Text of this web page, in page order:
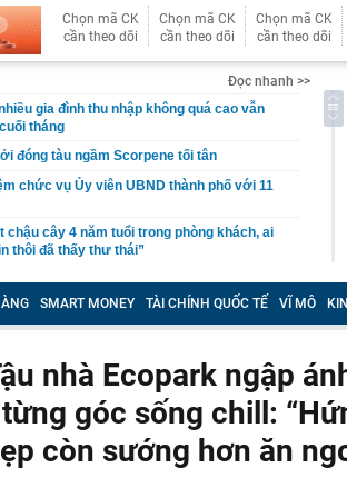
Chọn mã CK
cần theo dõi
Chọn mã CK
cần theo dõi
Chọn mã CK
cần theo dõi
Đọc nhanh >>
gia đình thu nhập không quá cao vẫn
tháng
đóng tàu ngầm Scorpene tối tân
chức vụ Ủy viên UBND thành phố với 11
chậu cây 4 năm tuổi trong phòng khách, ai
thôi đã thấy thư thái”
không còn chạy được ứng dụng
nhiều dự án lớn tại Quảng Trị
cửa nhà hàng sau 2 năm
cứu đầu tư nhiều dự án với tổng mức
tỷ đồng
quạt mạnh: Thói quen tưởng mát lại gây
SMART MONEY TÀI CHÍNH QUỐC TẾ VĨ MÔ
nhà Ecopark ngập
góc sống chill:
còn sướng hơn ăn